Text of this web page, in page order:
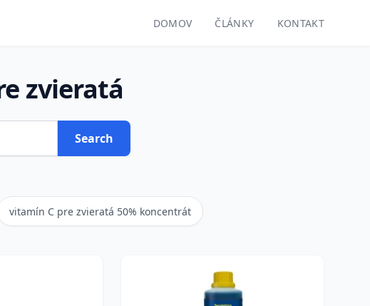
DOMOV ČLÁNKY KONTAKT
zvieratá
Search
vitamín C pre zvieratá 50% koncentrát